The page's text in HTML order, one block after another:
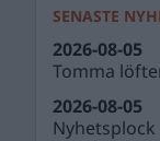
SENASTE
Tomma
2026-08-05
2026-08-05